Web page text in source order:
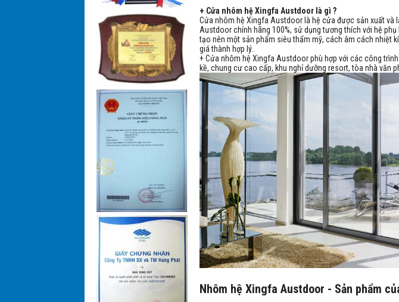
+ Cửa nhôm hệ Xingfa Austdoor là gì ?
Cửa nhôm hệ Xingfa Austdoor là hệ cửa được sản xuất và
Austdoor chính hãng 100%, sử dụng tương thích với hệ
tạo nên một sản phẩm siêu thẩm mỹ, cách âm cách nhiệt
giá thành hợp lý..
+ Cửa nhôm hệ Xingfa Austdoor phù hợp với các công
kề, chung cư cao cấp, khu nghỉ dưỡng resort, tòa nhà văn
Nhôm hệ Xingfa Austdoor - Sản phẩm